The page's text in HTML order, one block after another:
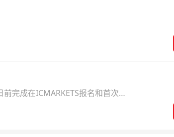
完成在ICMARKETS报名和首次入